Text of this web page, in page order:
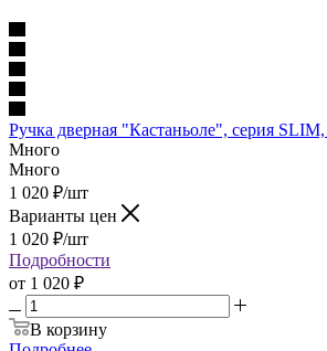
Ручка дверная "Кастаньоле", серия
Много
Много
1 020 ₽/шт
Варианты цен
1 020 ₽/шт
Подробности
от 1 020 ₽
В корзину